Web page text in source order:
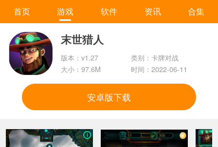
首页 游戏 软件 资讯 合集
末世猎人
版本：v1.27
类别：卡牌对战
大小：97.6M
时间：2022-06-11
安卓版下载